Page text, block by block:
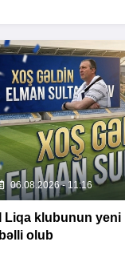
06.08.2026 - 11:16
I Liqa klubunun
bəlli olub